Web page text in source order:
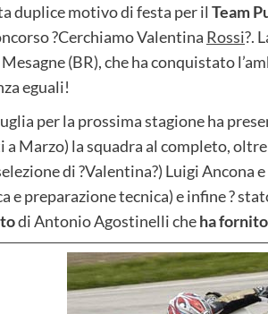
duplice motivo di festa per il Team
?Cerchiamo Valentina Rossi?.
(BR), che ha conquistato
eguali!
per la prossima stagione ha
a Marzo) la squadra al completo,
di ?Valentina?) Luigi Ancona
e preparazione tecnica) e infine ?
di Antonio Agostinelli cheha